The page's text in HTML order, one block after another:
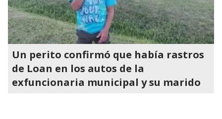
Un perito confirmó que había rastros
de Loan en los autos de la
exfuncionaria municipal y su marido